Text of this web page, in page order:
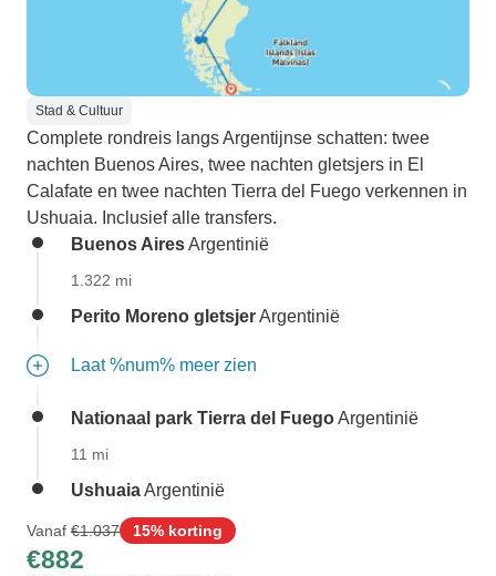
Stad & Cultuur
Complete rondreis langs Argentijnse schatten: twee
nachten Buenos Aires, twee nachten gletsjers in El
Calafate en twee nachten Tierra del Fuego verkennen in
Ushuaia. Inclusief alle transfers.
Buenos AiresArgentinië
1.322 mi
Perito Moreno gletsjerArgentinië
Laat %num% meer zien
Nationaal park Tierra del FuegoArgentinië
11 mi
UshuaiaArgentinië
Vanaf €1.037 15% korting
€882